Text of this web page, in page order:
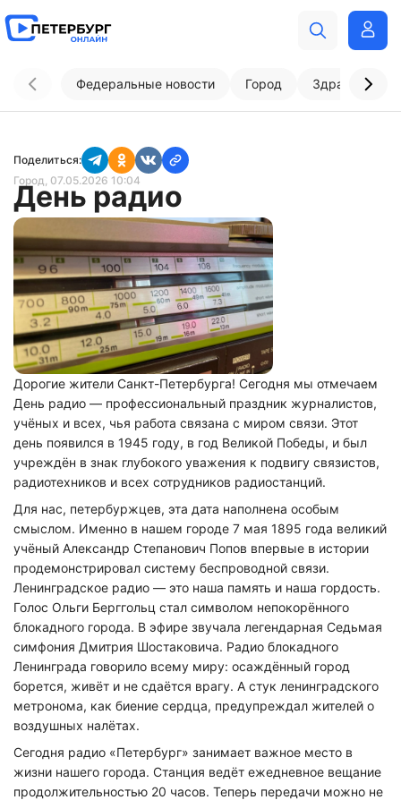
Федеральные новости Город
Поделиться:
Город, 07.05.2026 10:04
День радио
Дорогие жители Санкт-Петербурга! Сегодня мы отмечаем
День радио — профессиональный праздник журналистов,
учёных и всех, чья работа связана с миром связи. Этот
день появился в 1945 году, в год Великой Победы, и был
учреждён в знак глубокого уважения к подвигу связистов,
радиотехников и всех сотрудников радиостанций.
Для нас, петербуржцев, эта дата наполнена особым
смыслом. Именно в нашем городе 7 мая 1895 года великий
учёный Александр Степанович Попов впервые в истории
продемонстрировал систему беспроводной связи.
Ленинградское радио — это наша память и наша гордость.
Голос Ольги Берггольц стал символом непокорённого
блокадного города. В эфире звучала легендарная Седьмая
симфония Дмитрия Шостаковича. Радио блокадного
Ленинграда говорило всему миру: осаждённый город
борется, живёт и не сдаётся врагу. А стук ленинградского
метронома, как биение сердца, предупреждал жителей о
воздушных налётах.
Сегодня радио «Петербург» занимает важное место в
жизни нашего города. Станция ведёт ежедневное вещание
продолжительностью 20 часов. Теперь передачи можно не